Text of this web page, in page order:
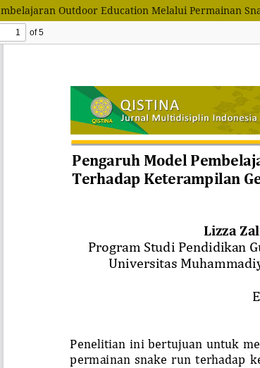
Outdoor Education Melalui Permainan